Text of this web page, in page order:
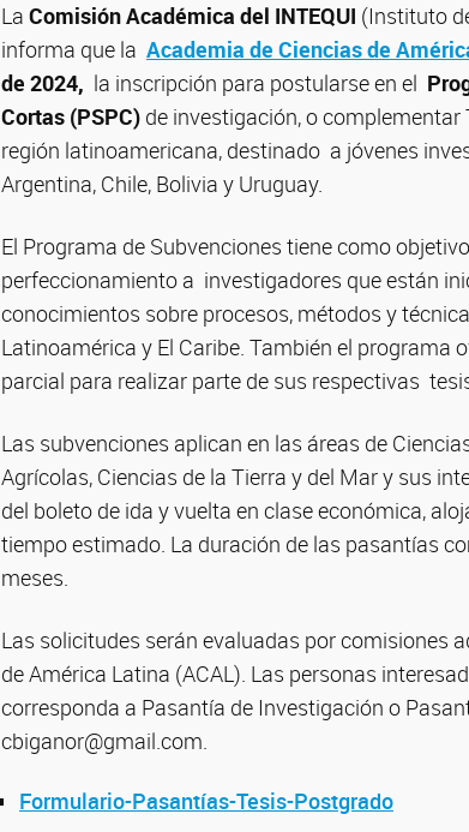
La Comisión Académica del INTEQUI (Instituto
informa que la Academia de Ciencias de
de 2024, la inscripción para postularse en el
Cortas (PSPC) de investigación, o
región latinoamericana, destinado a jóvenes
Argentina, Chile, Bolivia y Uruguay.
El Programa de Subvenciones tiene como
perfeccionamiento a investigadores que están
conocimientos sobre procesos, métodos y
Latinoamérica y El Caribe. También el programa
parcial para realizar parte de sus respectivas
Las subvenciones aplican en las áreas de
Agrícolas, Ciencias de la Tierra y del Mar y sus
del boleto de ida y vuelta en clase económica,
tiempo estimado. La duración de las pasantías
meses.
Las solicitudes serán evaluadas por comisiones
de América Latina (ACAL). Las personas
corresponda a Pasantía de Investigación o
cbiganor@gmail.com.
Formulario-Pasantías-Tesis-Postgrado